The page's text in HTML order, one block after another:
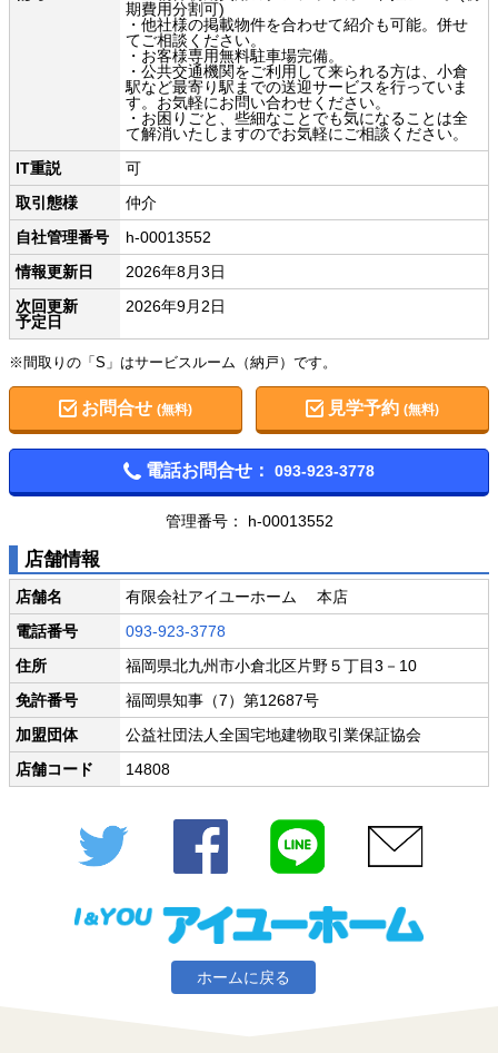
期費用分割可)
・他社様の掲載物件を合わせて紹介も可能。併せ
てご相談ください。
・お客様専用無料駐車場完備。
・公共交通機関をご利用して来られる方は、小倉
駅など最寄り駅までの送迎サービスを行っていま
す。お気軽にお問い合わせください。
・お困りごと、些細なことでも気になることは全
て解消いたしますのでお気軽にご相談ください。
IT重説
可
取引態様
仲介
自社管理番号
h-00013552
情報更新日
2026年8月3日
次回更新
予定日
2026年9月2日
※間取りの「S」はサービスルーム（納戸）です。
お問合せ (無料) 見学予約(無料)
電話お問合せ： 093-923-3778
管理番号： h-00013552
店舗情報
店舗名
有限会社アイユーホーム 本店
電話番号
093-923-3778
住所
福岡県北九州市小倉北区片野５丁目3－10
免許番号
福岡県知事（7）第12687号
加盟団体
公益社団法人全国宅地建物取引業保証協会
店舗コード
14808
Twitter Facebook
ホームに戻る